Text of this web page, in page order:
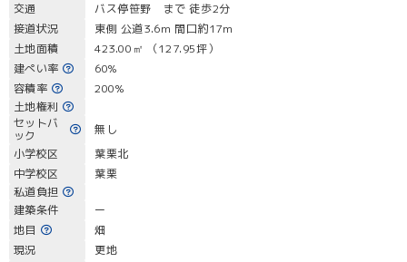
交通
バス停笹野 まで 徒歩2分
接道状況
東側 公道3.6m 間口約17m
土地面積
423.00㎡ （127.95坪）
建ぺい率
60%
容積率
200%
土地権利
セットバ
ック
無し
小学校区
葉栗北
中学校区
葉栗
私道負担
建築条件
ー
地目
畑
現況
更地